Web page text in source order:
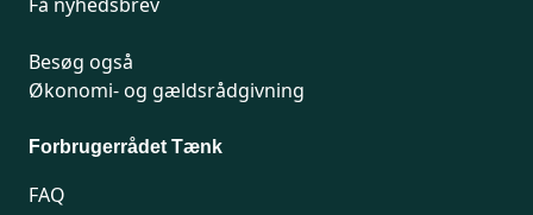
Besøg også
Økonomi- og gældsrådgivning
Forbrugerrådet Tænk
FAQ